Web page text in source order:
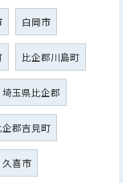
白岡市
比企郡川島町
埼玉県比企郡
企郡吉見町
久喜市